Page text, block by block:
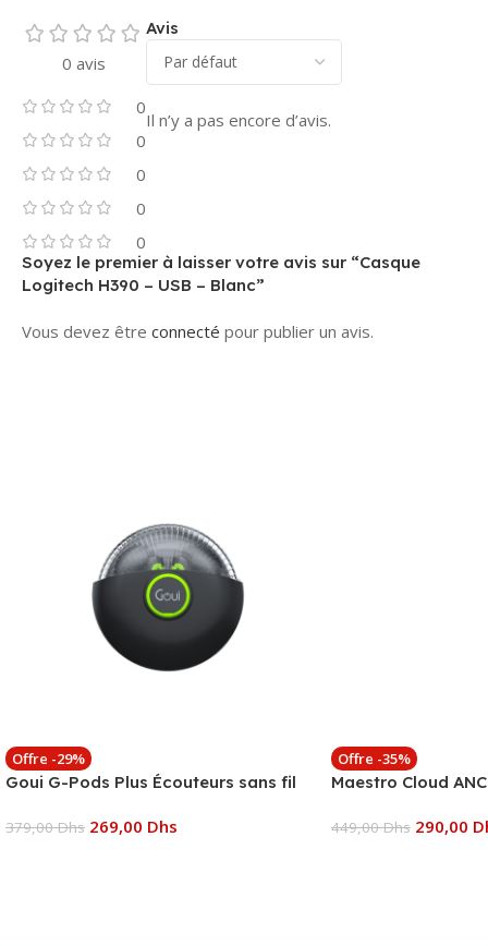
0 avis
0
0
0
0
0
Avis
Il n’y a pas encore d’avis.
Soyez le premier à laisser votre avis sur “Casque
Logitech H390 – USB – Blanc”
Vous devez être connecté pour publier un avis.
Offre -29%
Goui G-Pods Plus Écouteurs sans fil
379,00Dhs 269,00 Dhs
Offre -35%
Maestro Cloud
449,00Dhs 290,00